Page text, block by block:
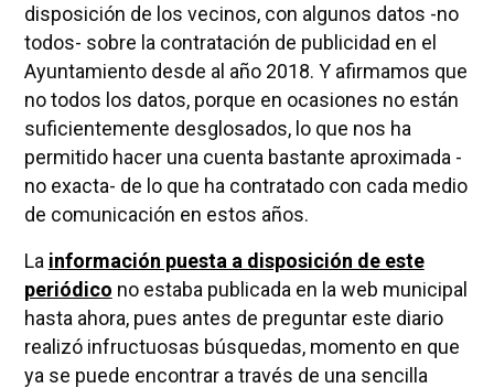
disposición de los vecinos, con algunos datos -no
todos- sobre la contratación de publicidad en el
Ayuntamiento desde al año 2018. Y afirmamos que
no todos los datos, porque en ocasiones no están
suficientemente desglosados, lo que nos ha
permitido hacer una cuenta bastante aproximada -
no exacta- de lo que ha contratado con cada medio
de comunicación en estos años.
La información puesta a disposición de este
periódico no estaba publicada en la web municipal
hasta ahora, pues antes de preguntar este diario
realizó infructuosas búsquedas, momento en que
ya se puede encontrar a través de una sencilla